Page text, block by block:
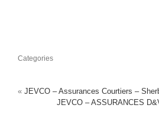
Categories
« JEVCO – Assurances Courtiers –
JEVCO – ASSURANCES